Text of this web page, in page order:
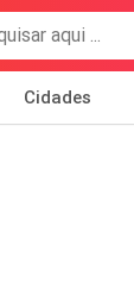
Cidades